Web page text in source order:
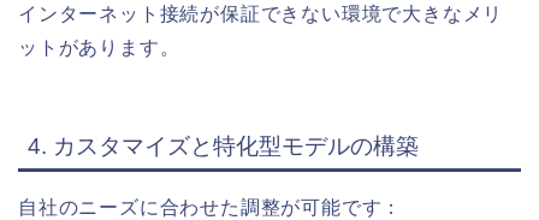
インターネット接続が保証できない環境で大きなメリ
ットがあります。
4. カスタマイズと特化型モデルの構築
自社のニーズに合わせた調整が可能です：